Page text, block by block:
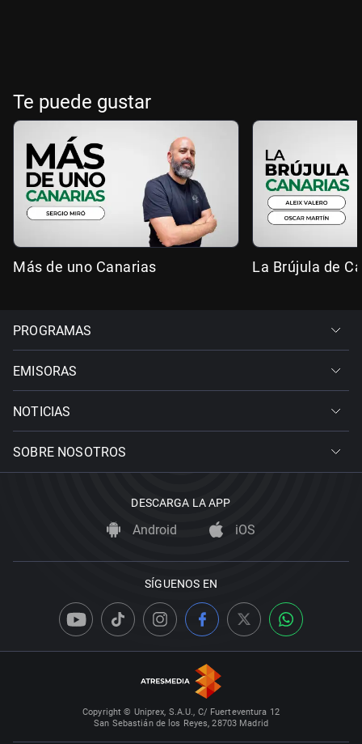
Te puede gustar
Más de uno Canarias La Brújula de
PROGRAMAS
EMISORAS
NOTICIAS
SOBRE NOSOTROS
DESCARGA LA APP
Android iOS
SÍGUENOS EN
Copyright © Uniprex, S.A.U., C/ Fuerteventura 12
San Sebastián de los Reyes, 28703 Madrid